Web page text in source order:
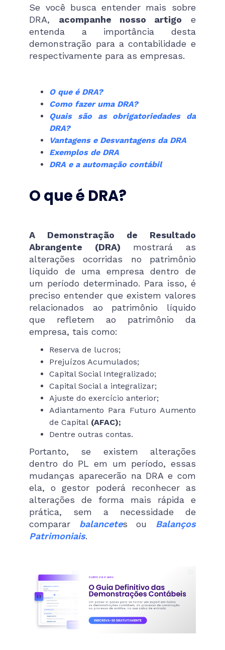
Se você busca entender mais sobre
DRA, acompanhe nosso artigo e
entenda a importância desta
demonstração para a contabilidade e
respectivamente para as empresas.
O que é DRA?
Como fazer uma DRA?
Quais são as obrigatoriedades da
DRA?
Vantagens e Desvantagens da DRA
Exemplos de DRA
DRA e a automação contábil
O que é DRA?
A Demonstração de Resultado
Abrangente (DRA) mostrará as
alterações ocorridas no patrimônio
líquido de uma empresa dentro de
um período determinado. Para isso, é
preciso entender que existem valores
relacionados ao patrimônio líquido
que refletem ao patrimônio da
empresa, tais como:
Reserva de lucros;
Prejuízos Acumulados;
Capital Social Integralizado;
Capital Social a integralizar;
Ajuste do exercício anterior;
Adiantamento Para Futuro Aumento
de Capital (AFAC);
Dentre outras contas.
Portanto, se existem alterações
dentro do PL em um período, essas
mudanças aparecerão na DRA e com
ela, o gestor poderá reconhecer as
alterações de forma mais rápida e
prática, sem a necessidade de
comparar balancetes ou
Balanços
Patrimoniais.